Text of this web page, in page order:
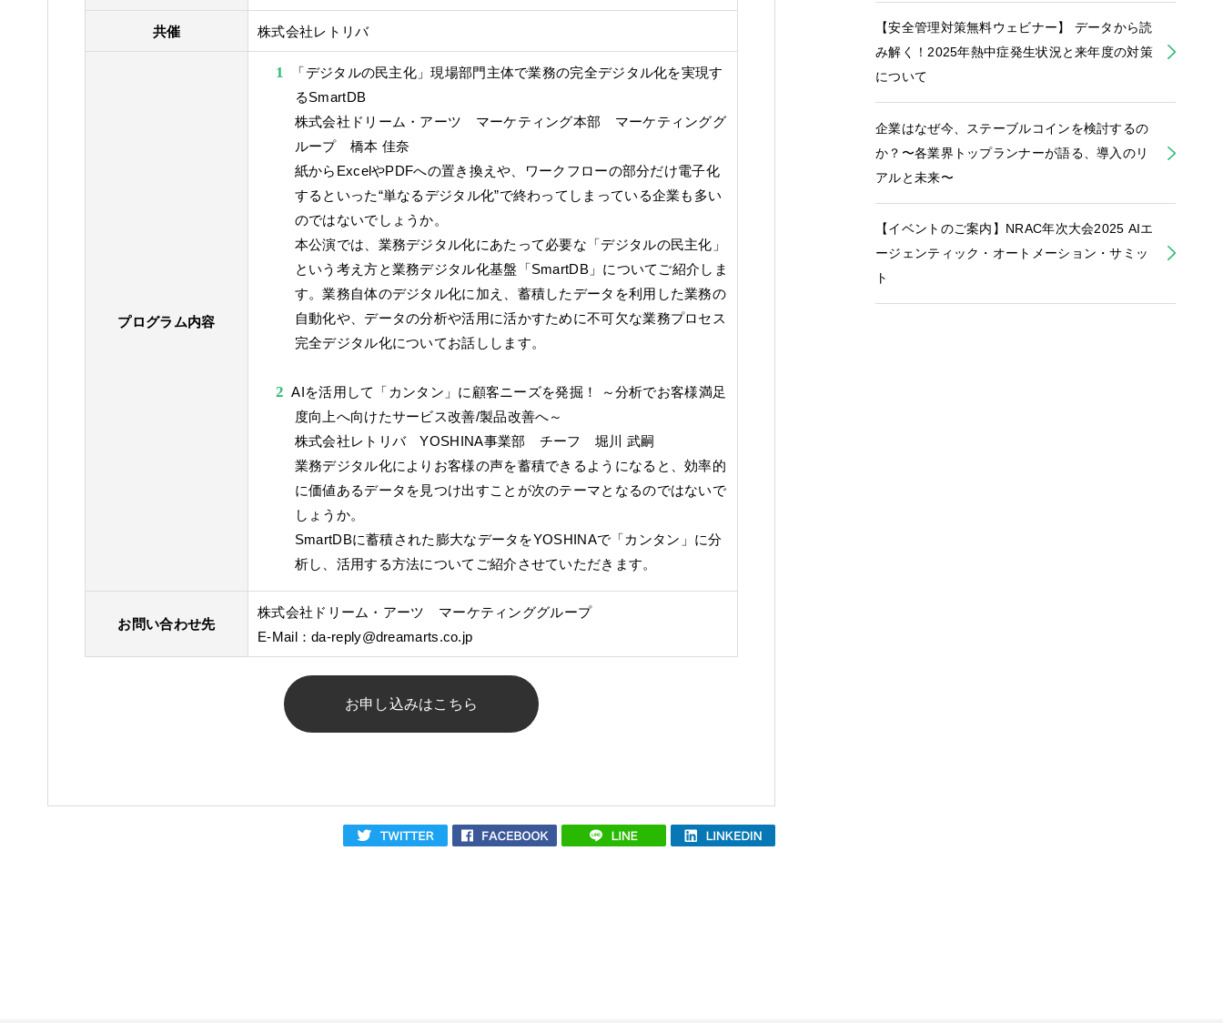
共催 株式会社レトリバ
プログラム内容
「デジタルの民主化」現場部門主体で業務の完全デジタル化を実現す
るSmartDB
株式会社ドリーム・アーツ マーケティング本部 マーケティンググ
ループ 橋本 佳奈
紙からExcelやPDFへの置き換えや、ワークフローの部分だけ電子化
するといった“単なるデジタル化”で終わってしまっている企業も多い
のではないでしょうか。
本公演では、業務デジタル化にあたって必要な「デジタルの民主化」
という考え方と業務デジタル化基盤「SmartDB」についてご紹介しま
す。業務自体のデジタル化に加え、蓄積したデータを利用した業務の
自動化や、データの分析や活用に活かすために不可欠な業務プロセス
完全デジタル化についてお話しします。
AIを活用して「カンタン」に顧客ニーズを発掘！ ～分析でお客様満足
度向上へ向けたサービス改善/製品改善へ～
株式会社レトリバ YOSHINA事業部 チーフ 堀川 武嗣
業務デジタル化によりお客様の声を蓄積できるようになると、効率的
に価値あるデータを見つけ出すことが次のテーマとなるのではないで
しょうか。
SmartDBに蓄積された膨大なデータをYOSHINAで「カンタン」に分
析し、活用する方法についてご紹介させていただきます。
お問い合わせ先
株式会社ドリーム・アーツ マーケティンググループ
E-Mail：da-reply@dreamarts.co.jp
お申し込みはこちら
【安全管理対策無料ウェビナー】 データから読
み解く！2025年熱中症発生状況と来年度の対策
について
企業はなぜ今、ステーブルコインを検討するの
か？〜各業界トップランナーが語る、導入のリ
アルと未来〜
【イベントのご案内】NRAC年次大会2025 AIエ
ージェンティック・オートメーション・サミッ
ト